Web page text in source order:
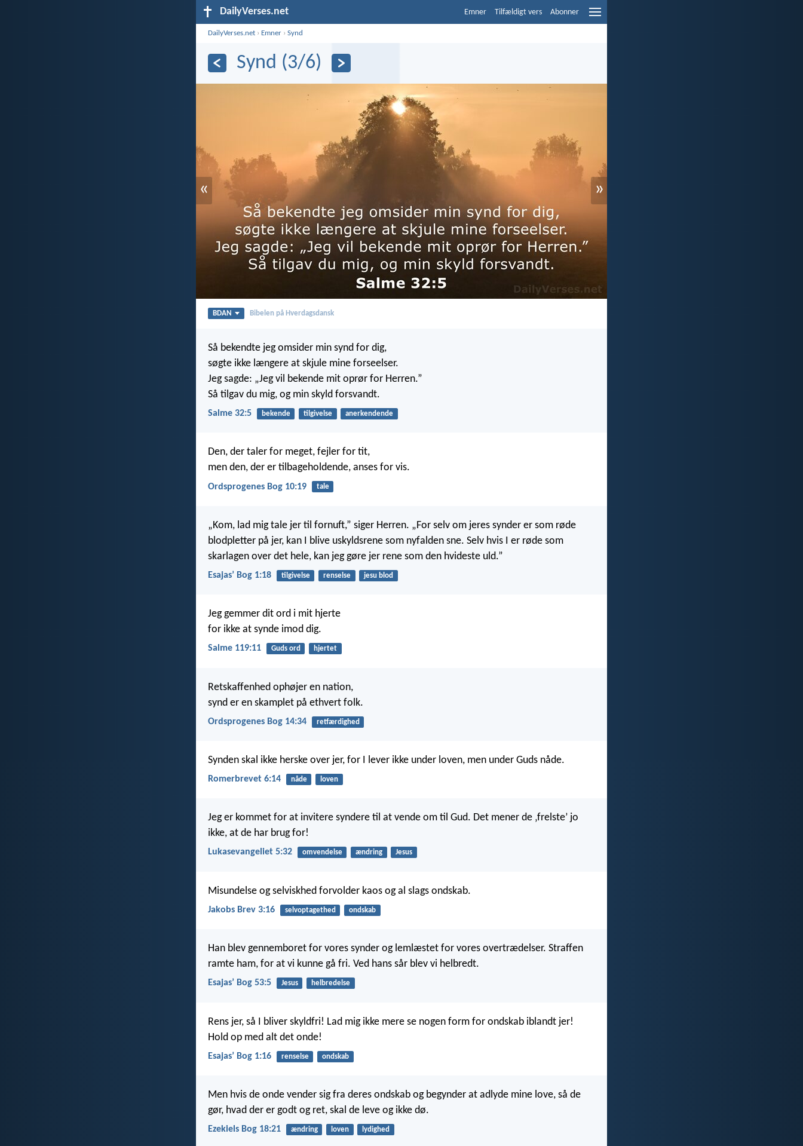
DailyVerses.net Emner Tilfældigt vers Abonner
DailyVerses.net › Emner ›Synd
Synd (3/6)
« »
BDAN Bibelen på Hverdagsdansk
Så bekendte jeg omsider min synd for dig,
søgte ikke længere at skjule mine forseelser.
Jeg sagde: „Jeg vil bekende mit oprør for Herren.”
Så tilgav du mig, og min skyld forsvandt.
Salme 32:5 bekende tilgivelse anerkendende
Den, der taler for meget, fejler for tit,
men den, der er tilbageholdende, anses for vis.
Ordsprogenes Bog 10:19 tale
„Kom, lad mig tale jer til fornuft,” siger Herren. „For selv om jeres synder er som røde
blodpletter på jer, kan I blive uskyldsrene som nyfalden sne. Selv hvis I er røde som
skarlagen over det hele, kan jeg gøre jer rene som den hvideste uld.”
Esajasʼ Bog 1:18 tilgivelse renselse jesu blod
Jeg gemmer dit ord i mit hjerte
for ikke at synde imod dig.
Salme 119:11 Guds ord hjertet
Retskaffenhed ophøjer en nation,
synd er en skamplet på ethvert folk.
Ordsprogenes Bog 14:34 retfærdighed
Synden skal ikke herske over jer, for I lever ikke under loven, men under Guds nåde.
Romerbrevet 6:14 nåde loven
Jeg er kommet for at invitere syndere til at vende om til Gud. Det mener de ‚frelste’ jo
ikke, at de har brug for!
Lukasevangeliet 5:32 omvendelse ændring Jesus
Misundelse og selviskhed forvolder kaos og al slags ondskab.
Jakobs Brev 3:16 selvoptagethed ondskab
Han blev gennemboret for vores synder og lemlæstet for vores overtrædelser. Straffen
ramte ham, for at vi kunne gå fri. Ved hans sår blev vi helbredt.
Esajasʼ Bog 53:5 Jesus helbredelse
Rens jer, så I bliver skyldfri! Lad mig ikke mere se nogen form for ondskab iblandt jer!
Hold op med alt det onde!
Esajasʼ Bog 1:16 renselse ondskab
Men hvis de onde vender sig fra deres ondskab og begynder at adlyde mine love, så de
gør, hvad der er godt og ret, skal de leve og ikke dø.
Ezekiels Bog 18:21 ændring loven lydighed